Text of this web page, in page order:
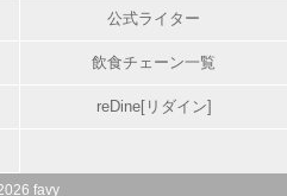
公式ライター
飲食チェーン一覧
reDine[リダイン]
favy